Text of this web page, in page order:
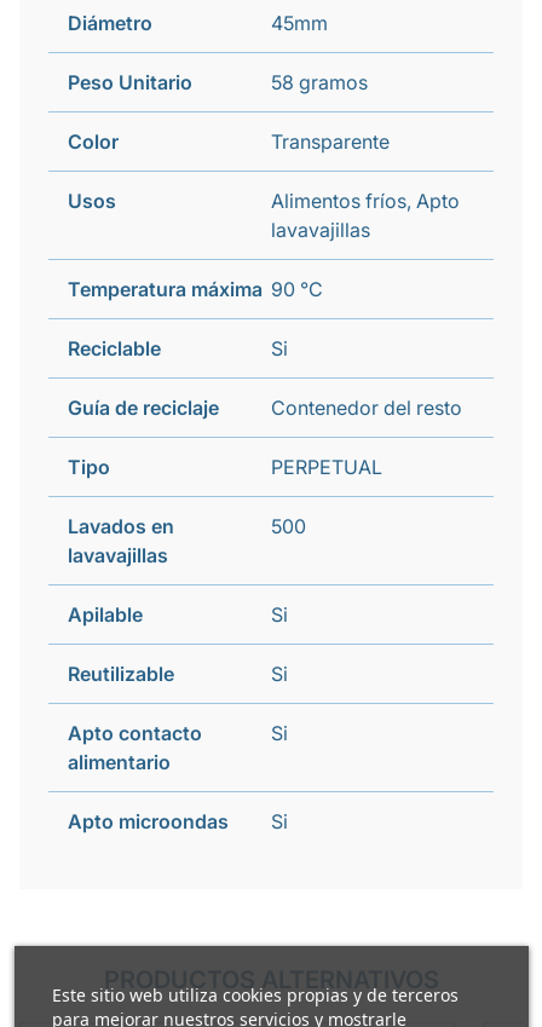
Este sitio web utiliza cookies propias y de terceros
para mejorar nuestros servicios y mostrarle
Diámetro 45mm
Peso Unitario 58 gramos
Color Transparente
Usos
Alimentos fríos, Apto
lavavajillas
Temperatura máxima 90 °C
Reciclable Si
Guía de reciclaje Contenedor del resto
Tipo PERPETUAL
Lavados en
lavavajillas
500
Apilable Si
Reutilizable Si
Apto contacto
alimentario
Si
Apto microondas Si